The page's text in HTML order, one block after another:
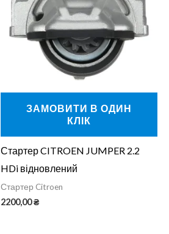
ЗАМОВИТИ В ОДИН
КЛІК
Стартер CITROEN JUMPER 2.2
HDi відновлений
Стартер Citroen
2200,00₴